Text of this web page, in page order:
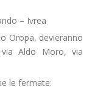
– Ivrea
Oropa, devieranno
Aldo Moro, via
le fermate: